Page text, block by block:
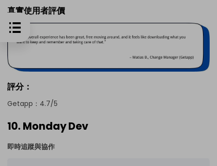
真實使用者評價
評分：
Getapp：4.7/5
10. Monday Dev
即時追蹤與協作